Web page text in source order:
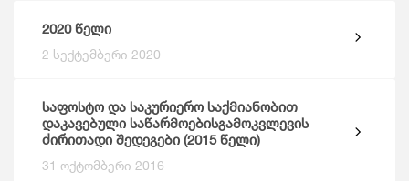
2020 წელი
2 სექტემბერი 2020
საფოსტო და საკურიერო საქმიანობით
დაკავებული საწარმოებისგამოკვლევის
ძირითადი შედეგები (2015 წელი)
31 ოქტომბერი 2016